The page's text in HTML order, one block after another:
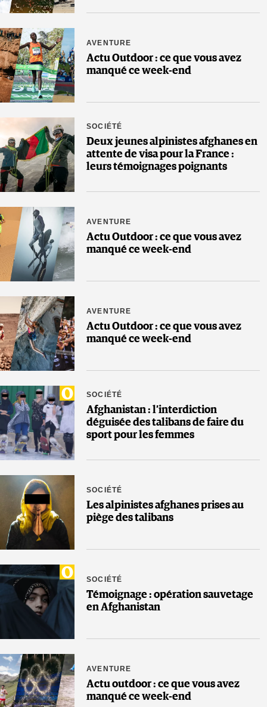
AVENTURE
Actu Outdoor : ce que vous avez
manqué ce week-end
SOCIÉTÉ
Deux jeunes alpinistes afghanes en
attente de visa pour la France :
leurs témoignages poignants
AVENTURE
Actu Outdoor : ce que vous avez
manqué ce week-end
AVENTURE
Actu Outdoor : ce que vous avez
manqué ce week-end
SOCIÉTÉ
Afghanistan : l’interdiction
déguisée des talibans de faire du
sport pour les femmes
SOCIÉTÉ
Les alpinistes afghanes prises au
piège des talibans
SOCIÉTÉ
Témoignage : opération sauvetage
en Afghanistan
AVENTURE
Actu outdoor : ce que vous avez
manqué ce week-end